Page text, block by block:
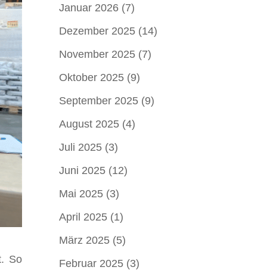
So
Januar 2026(7)
Dezember 2025(14)
November 2025(7)
Oktober 2025(9)
September 2025(9)
August 2025(4)
Juli 2025(3)
Juni 2025(12)
Mai 2025(3)
April 2025(1)
März 2025(5)
Februar 2025(3)